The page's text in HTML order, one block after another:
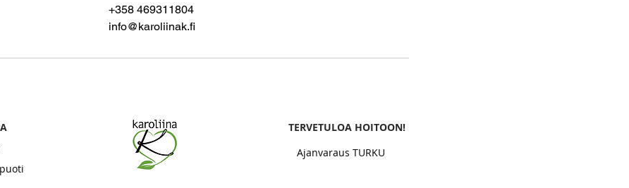
+358 469311804
info@karoliinak.fi
​TERVETULOA HOITOON!
Ajanvaraus TURKU